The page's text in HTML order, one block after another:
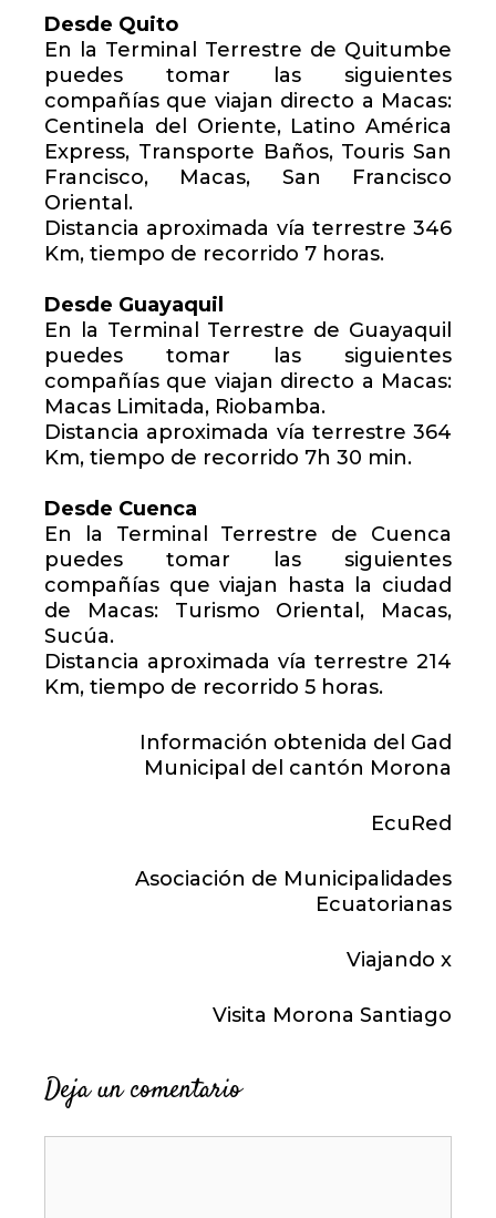
Desde Quito
En la Terminal Terrestre de Quitumbe
puedes tomar las siguientes
compañías que viajan directo a Macas:
Centinela del Oriente, Latino América
Express, Transporte Baños, Touris San
Francisco, Macas, San Francisco
Oriental.
Distancia aproximada vía terrestre 346
Km, tiempo de recorrido 7 horas.
Desde Guayaquil
En la Terminal Terrestre de Guayaquil
puedes tomar las siguientes
compañías que viajan directo a Macas:
Macas Limitada, Riobamba.
Distancia aproximada vía terrestre 364
Km, tiempo de recorrido 7h 30 min.
Desde Cuenca
En la Terminal Terrestre de Cuenca
puedes tomar las siguientes
compañías que viajan hasta la ciudad
de Macas: Turismo Oriental, Macas,
Sucúa.
Distancia aproximada vía terrestre 214
Km, tiempo de recorrido 5 horas.
Información obtenida del Gad
Municipal del cantón Morona
EcuRed
Asociación de Municipalidades
Ecuatorianas
Viajando x
Visita Morona Santiago
Deja un comentario